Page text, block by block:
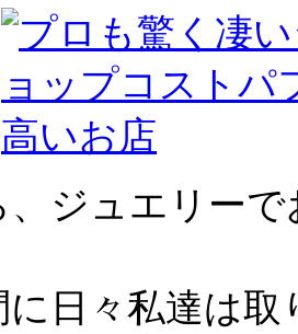
、ジュエリー
に日々私達は